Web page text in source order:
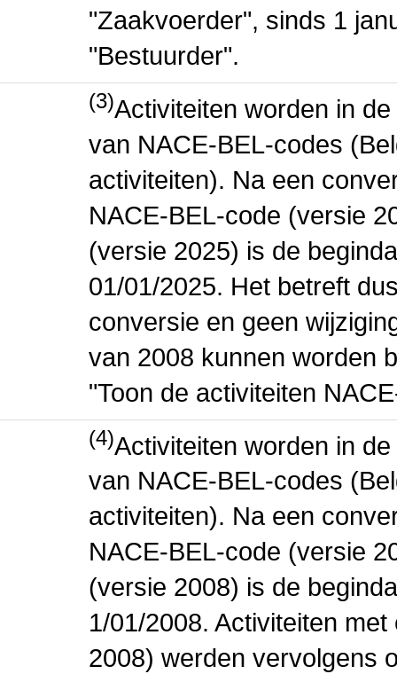
"Zaakvoerder", sinds 1
"Bestuurder".
(3)Activiteiten worden in
van NACE-BEL-codes
activiteiten). Na een
NACE-BEL-code (versie
(versie 2025) is de
01/01/2025. Het betreft
conversie en geen
van 2008 kunnen worden
"Toon de activiteiten
(4)Activiteiten worden in
van NACE-BEL-codes
activiteiten). Na een
NACE-BEL-code (versie
(versie 2008) is de
1/01/2008. Activiteiten
2008) werden vervolgens